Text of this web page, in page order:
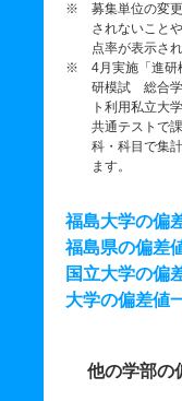
※ 募集単位の変更
されないこと
点率が表示さ
※ 4月実施「進研
研模試 総合学
ト利用私立大
共通テストで
科・科目で集
ます。
福島大学の偏
福島県の偏差
国立大学の偏
大学の偏差値
他の学部の